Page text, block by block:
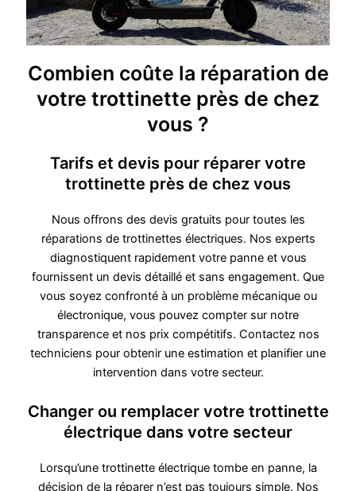
Combien coûte la réparation de
votre trottinette près de chez
vous ?
Tarifs et devis pour réparer votre
trottinette près de chez vous
Nous offrons des devis gratuits pour toutes les
réparations de trottinettes électriques. Nos experts
diagnostiquent rapidement votre panne et vous
fournissent un devis détaillé et sans engagement. Que
vous soyez confronté à un problème mécanique ou
électronique, vous pouvez compter sur notre
transparence et nos prix compétitifs. Contactez nos
techniciens pour obtenir une estimation et planifier une
intervention dans votre secteur.
Changer ou remplacer votre trottinette
électrique dans votre secteur
Lorsqu’une trottinette électrique tombe en panne, la
décision de la réparer n’est pas toujours simple. Nos